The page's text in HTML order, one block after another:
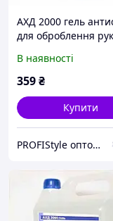
АХД 2000 гель
для оброблення рук
В наявності
359₴
Купити
PROFIStyle оптово-роздрібний інтернет магазин